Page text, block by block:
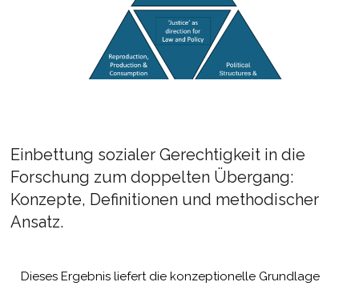
Einbettung sozialer Gerechtigkeit in die
Forschung zum doppelten Übergang:
Konzepte, Definitionen und methodischer
Ansatz.
Dieses Ergebnis liefert die konzeptionelle Grundlage